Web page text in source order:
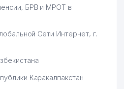
БРВ и МРОТ в
Сети Интернет, г.
Каракалпакстан